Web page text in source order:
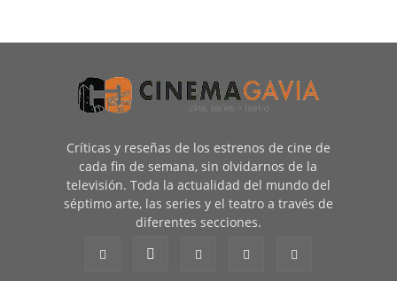
Críticas y reseñas de los estrenos de cine de
cada fin de semana, sin olvidarnos de la
televisión. Toda la actualidad del mundo del
séptimo arte, las series y el teatro a través de
diferentes secciones.